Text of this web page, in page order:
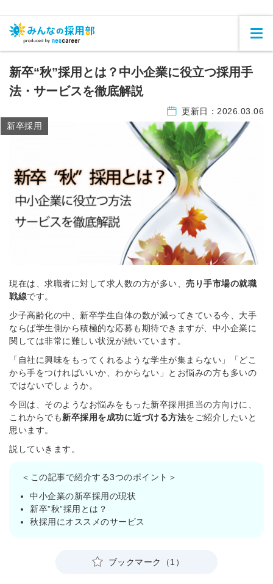
新卒“秋”採用とは？中小企業に役立つ採用手
法・サービスを徹底解説
更新日： 2026.03.06
新卒採用
現在は、求職者に対して求人数の方が多い、 売り手市場の就職
戦線です。
少子高齢化の中、新卒学生自体の数が減ってきている今、大手
ならば学生側から積極的な応募も期待できますが、中小企業に
関しては非常に難しい状況が続いています。
「自社に興味をもってくれるような学生が集まらない」「どこ
から手をつければいいか、わからない」とお悩みの方も多いの
ではないでしょうか。
今回は、そのようなお悩みをもった新卒採用担当の方向けに、
これからでも新卒採用を成功に近づける方法をご紹介したいと
思います。
説していきます。
＜この記事で紹介する3つのポイント＞
中小企業の新卒採用の現状
新卒”秋”採用とは？
秋採用にオススメのサービス
ブックマーク（1）